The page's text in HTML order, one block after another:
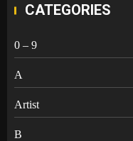
CATEGORIES
0 – 9
A
Artist
B